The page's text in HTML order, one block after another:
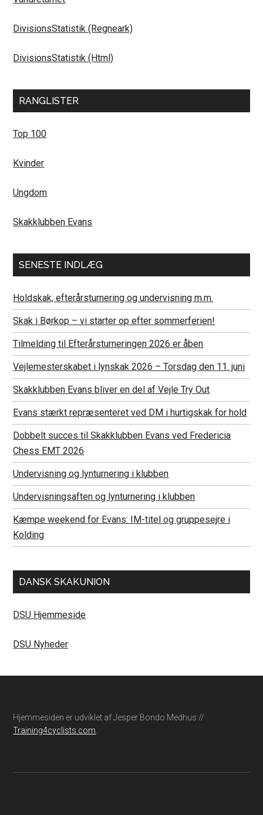
DivisionsStatistik (Regneark)
DivisionsStatistik (Html)
RANGLISTER
Top 100
Kvinder
Ungdom
Skakklubben Evans
SENESTE INDLÆG
Holdskak, efterårsturnering og undervisning m.m.
Skak i Børkop – vi starter op efter sommerferien!
Tilmelding til Efterårsturneringen 2026 er åben
Vejlemesterskabet i lynskak 2026 – Torsdag den 11. juni
Skakklubben Evans bliver en del af Vejle Try Out
Evans stærkt repræsenteret ved DM i hurtigskak for hold
Dobbelt succes til Skakklubben Evans ved Fredericia
Chess EMT 2026
Undervisning og lynturnering i klubben
Undervisningsaften og lynturnering i klubben
Kæmpe weekend for Evans: IM-titel og gruppesejre i
Kolding
DANSK SKAKUNION
DSU Hjemmeside
DSU Nyheder
Footer
Hjemmesiden er udviklet af Jesper Bondo Medhus //
Training4cyclists.com